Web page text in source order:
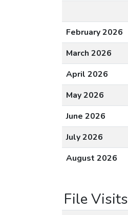
February 2026
March 2026
April 2026
May 2026
June 2026
July 2026
August 2026
File Visits